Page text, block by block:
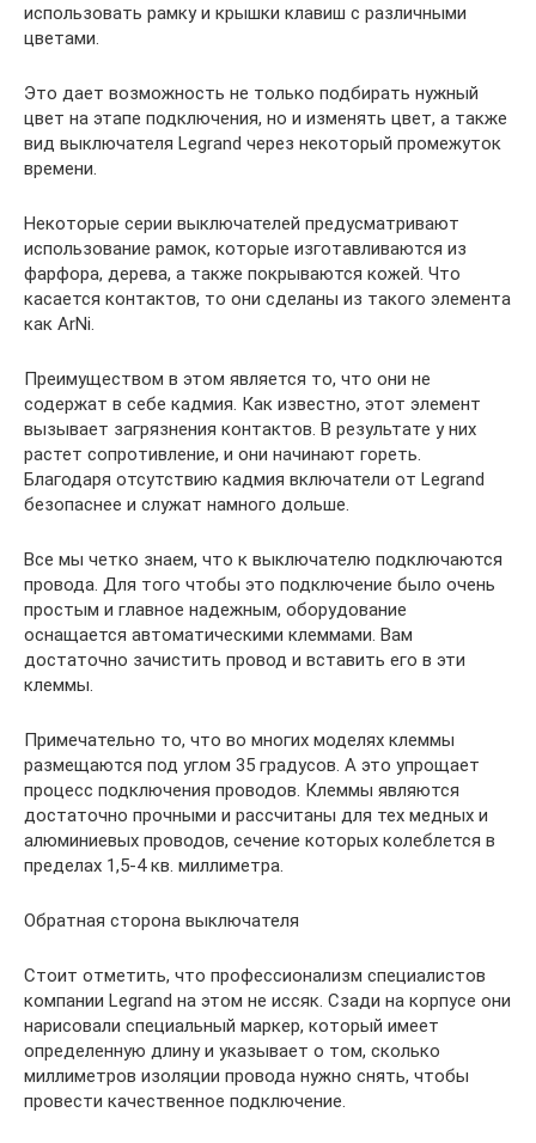
использовать рамку и крышки клавиш с различными
цветами.
Это дает возможность не только подбирать нужный
цвет на этапе подключения, но и изменять цвет, а также
вид выключателя Legrand через некоторый промежуток
времени.
Некоторые серии выключателей предусматривают
использование рамок, которые изготавливаются из
фарфора, дерева, а также покрываются кожей. Что
касается контактов, то они сделаны из такого элемента
как ArNi.
Преимуществом в этом является то, что они не
содержат в себе кадмия. Как известно, этот элемент
вызывает загрязнения контактов. В результате у них
растет сопротивление, и они начинают гореть.
Благодаря отсутствию кадмия включатели от Legrand
безопаснее и служат намного дольше.
Все мы четко знаем, что к выключателю подключаются
провода. Для того чтобы это подключение было очень
простым и главное надежным, оборудование
оснащается автоматическими клеммами. Вам
достаточно зачистить провод и вставить его в эти
клеммы.
Примечательно то, что во многих моделях клеммы
размещаются под углом 35 градусов. А это упрощает
процесс подключения проводов. Клеммы являются
достаточно прочными и рассчитаны для тех медных и
алюминиевых проводов, сечение которых колеблется в
пределах 1,5-4 кв. миллиметра.
Обратная сторона выключателя
Стоит отметить, что профессионализм специалистов
компании Legrand на этом не иссяк. Сзади на корпусе они
нарисовали специальный маркер, который имеет
определенную длину и указывает о том, сколько
миллиметров изоляции провода нужно снять, чтобы
провести качественное подключение.